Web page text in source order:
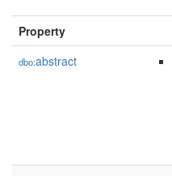
Property
dbo:abstract